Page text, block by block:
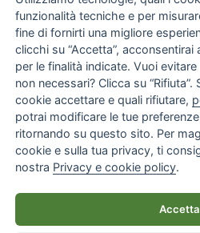
Atto
Report
Staff
News &
Progetti
Rassegna
Gallery
INFO
Normative &
Donazioni
Link
Contatti
funzionalità tecniche e per
fine di fornirti una migliore
clicchi su “Accetta”,
per le finalità indicate. Vuoi
non necessari? Clicca su
cookie accettare e quali rifiutare,
potrai modificare le tue
ritornando su questo sito. Per
cookie e sulla tua privacy, ti
nostra Privacy e cookie policy.
Accetta